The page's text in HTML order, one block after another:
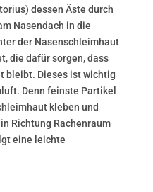
dessen Äste durch
Nasendach in die
der Nasenschleimhaut
die dafür sorgen, dass
bleibt. Dieses ist wichtig
Denn feinste Partikel
kleben und
Richtung Rachenraum
eine leichte